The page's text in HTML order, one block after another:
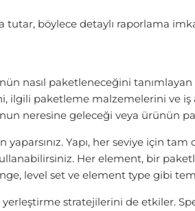
tutar, böylece detaylı raporlama
nasıl paketleneceğini tanımlayan
paketleme malzemelerini ve iş
neresine geleceği veya ürünün
yaparsınız. Yapı, her seviye için
Her element, bir
level set ve element type gibi
stratejilerini de etkiler.